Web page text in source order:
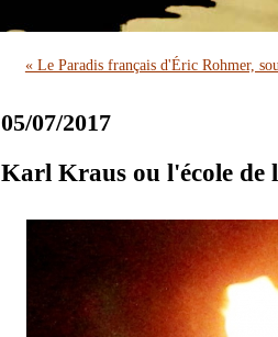
« Le Paradis français d'Éric Rohmer,
05/07/2017
Karl Kraus ou l'école de